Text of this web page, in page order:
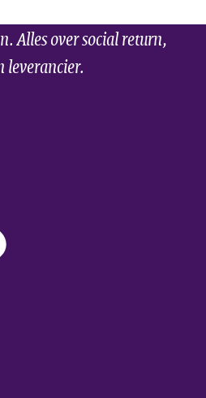
Alles over social return,
leverancier.